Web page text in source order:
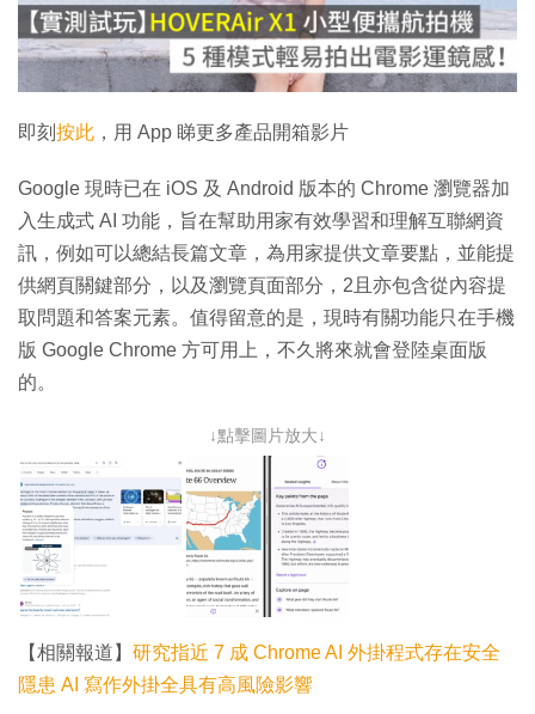
放
影
片
即刻 按此 ，用 App 睇更多產品開箱影片
Google 現時已在 iOS 及 Android 版本的 Chrome 瀏覽器加
入生成式 AI 功能，旨在幫助用家有效學習和理解互聯網資
訊，例如可以總結長篇文章，為用家提供文章要點，並能提
供網頁關鍵部分，以及瀏覽頁面部分，2且亦包含從內容提
取問題和答案元素。值得留意的是，現時有關功能只在手機
版 Google Chrome 方可用上，不久將來就會登陸桌面版
的。
↓點擊圖片放大↓
【相關報道】 研究指近 7 成 Chrome AI 外掛程式存在安全
隱患 AI 寫作外掛全具有高風險影響